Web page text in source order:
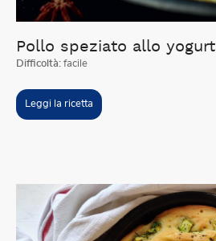
Pollo speziato allo yogurt
Difficoltà: facile
Leggi la ricetta